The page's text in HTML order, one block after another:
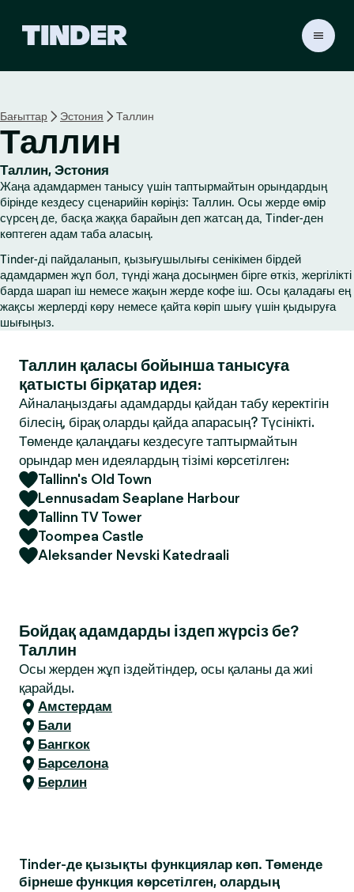
r
e
Бағыттар Эстония Таллин
Таллин
Таллин, Эстония
Жаңа адамдармен танысу үшін таптырмайтын орындардың
бірінде кездесу сценарийін көріңіз: Таллин. Осы жерде өмір
сүрсең де, басқа жаққа барайын деп жатсаң да, Tinder-ден
көптеген адам таба аласың.
Tinder-ді пайдаланып, қызығушылығы сенікімен бірдей
адамдармен жұп бол, түнді жаңа досыңмен бірге өткіз, жергілікті
барда шарап іш немесе жақын жерде кофе іш. Осы қаладағы ең
жақсы жерлерді көру немесе қайта көріп шығу үшін қыдыруға
шығыңыз.
Таллин қаласы бойынша танысуға
қатысты бірқатар идея:
Айналаңыздағы адамдарды қайдан табу керектігін
білесің, бірақ оларды қайда апарасың? Түсінікті.
Төменде қалаңдағы кездесуге таптырмайтын
орындар мен идеялардың тізімі көрсетілген:
Tallinn's Old Town
Lennusadam Seaplane Harbour
Tallinn TV Tower
Toompea Castle
Aleksander Nevski Katedraali
Бойдақ адамдарды іздеп жүрсіз бе?
Таллин
Осы жерден жұп іздейтіндер, осы қаланы да жиі
қарайды.
Амстердам
Бали
Бангкок
Барселона
Берлин
Tinder-де қызықты функциялар көп. Төменде
бірнеше функция көрсетілген, олардың